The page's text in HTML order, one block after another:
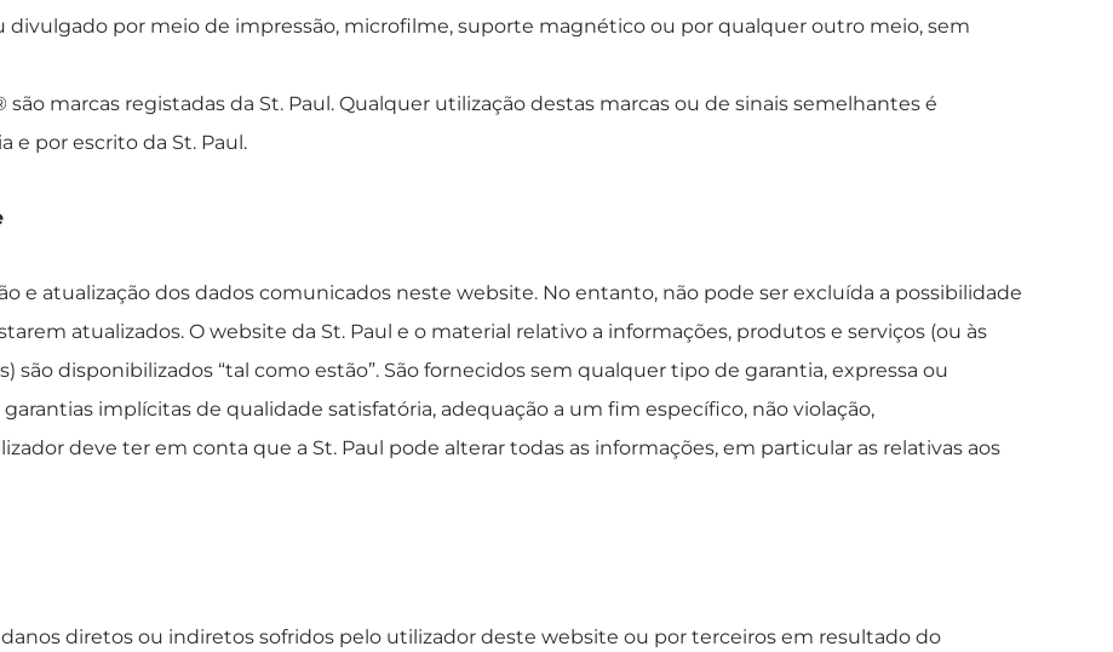
por meio de impressão, microfilme, suporte magnético ou por qualquer outro meio, sem
marcas registadas da St. Paul. Qualquer utilização destas marcas ou de sinais semelhantes é
e por escrito da St. Paul.
e atualização dos dados comunicados neste website. No entanto, não pode ser excluída a possibilidade
atualizados. O website da St. Paul e o material relativo a informações, produtos e serviços (ou às
são disponibilizados “tal como estão”. São fornecidos sem qualquer tipo de garantia, expressa ou
implícitas de qualidade satisfatória, adequação a um fim específico, não violação,
deve ter em conta que a St. Paul pode alterar todas as informações, em particular as relativas aos
diretos ou indiretos sofridos pelo utilizador deste website ou por terceiros em resultado do